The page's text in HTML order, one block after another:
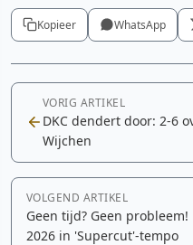
Kopieer WhatsApp
VORIG ARTIKEL
DKC dendert door: 2-6
Wijchen
VOLGEND ARTIKEL
Geen tijd? Geen
2026 in 'Supercut'-tempo